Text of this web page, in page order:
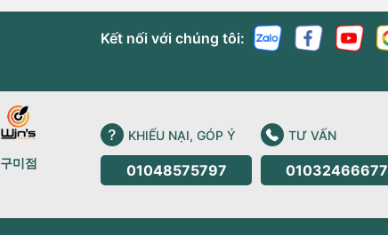
Kết nối với chúng tôi:
구미점
KHIẾU NẠI, GÓP Ý
01048575797
TƯ VẤN
01032466677